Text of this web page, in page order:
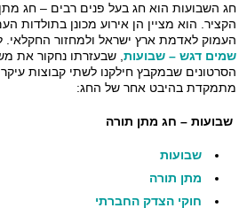
חג השבועות הוא חג בעל פנים רבים – חג
הקציר. הוא מציין הן אירוע מכונן בתולדות
העמוק לאדמת ארץ ישראל ולמחזור החקלאי.
שמים דגש – שבועות, שבעזרתו נחקור את
הסרטונים שבמקבץ חילקנו לשתי קבוצות
מתמקדת בהיבט אחר של החג:
שבועות – חג מתן תורה
שבועות
מתן תורה
חוקי הצדק החברתי